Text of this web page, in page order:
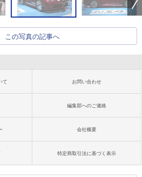
この写真の記事へ
て お問い合わせ
編集部へのご連絡
会社概要
特定商取引法に基づく表示